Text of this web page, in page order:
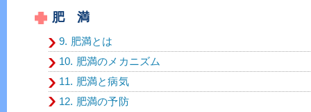
肥 満
9. 肥満とは
10. 肥満のメカニズム
11. 肥満と病気
12. 肥満の予防